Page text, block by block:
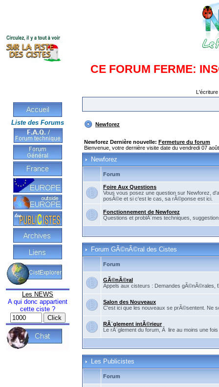
CE FORUM FERME:
Liste des Forums
Les NEWS
A qui donc appartient
cette ciste ?
Newforez
Newforez Dernière nouvelle: Fermeture du forum
Bienvenue, votre dernière visite date du vendredi 07
Newforez
Forum
Foire Aux Questions
Vous vous posez une question sur Newforez,
posÃ©e et si c'est le cas, sa rÃ©ponse est ici.
Fonctionnement de Newforez
Questions et problÃ¨mes techniques,
Forum GÃ©nÃ©ral des Cistes
Forum
GÃ©nÃ©ral
Appels aux cisteurs : Demandes gÃ©nÃ©rales,
Salon des Nouveaux
C'est ici que les nouveaux se prÃ©sentent. Ne
RÃ¨glement intÃ©rieur
Le rÃ¨glement du forum, Ã lire au moins une
Les Publicistes
Forum